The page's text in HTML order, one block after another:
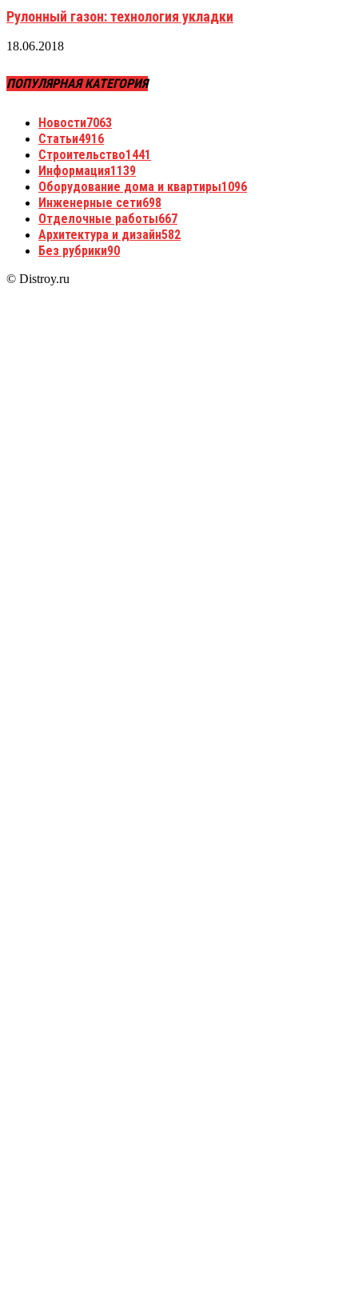
Рулонный газон: технология укладки
18.06.2018
ПОПУЛЯРНАЯ КАТЕГОРИЯ
Новости7063
Статьи4916
Строительство1441
Информация1139
Оборудование дома и квартиры1096
Инженерные сети698
Отделочные работы667
Архитектура и дизайн582
Без рубрики90
© Distroy.ru